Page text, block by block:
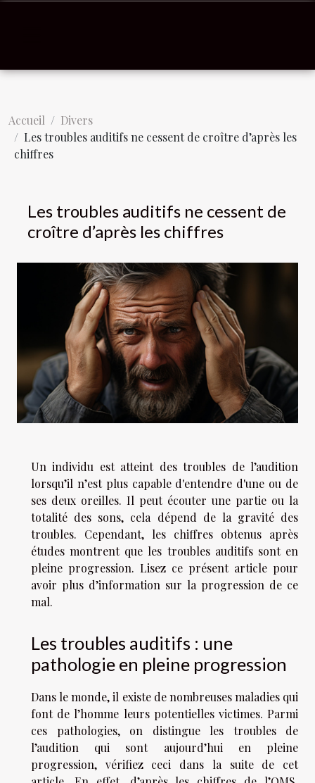
Accueil
Divers
Les troubles auditifs ne cessent de croître d’après les
chiffres
Les troubles auditifs ne cessent de
croître d’après les chiffres
Un individu est atteint des troubles de l’audition
lorsqu’il n’est plus capable d'entendre d'une ou de
ses deux oreilles. Il peut écouter une partie ou la
totalité des sons, cela dépend de la gravité des
troubles. Cependant, les chiffres obtenus après
études montrent que les troubles auditifs sont en
pleine progression. Lisez ce présent article pour
avoir plus d’information sur la progression de ce
mal.
Les troubles auditifs : une
pathologie en pleine progression
Dans le monde, il existe de nombreuses maladies qui
font de l’homme leurs potentielles victimes. Parmi
ces pathologies, on distingue les troubles de
l’audition qui sont aujourd’hui en pleine
progression, vérifiez ceci dans la suite de cet